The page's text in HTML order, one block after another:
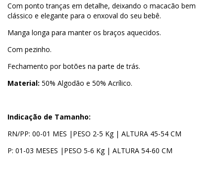
Com ponto tranças em detalhe, deixando o macacão bem
clássico e elegante para o enxoval do seu bebê.
Manga longa para manter os braços aquecidos.
Com pezinho.
Fechamento por botões na parte de trás.
Material: 50% Algodão e 50% Acrílico.
Indicação de Tamanho:
RN/PP: 00-01 MES |PESO 2-5 Kg | ALTURA 45-54 CM
P: 01-03 MESES |PESO 5-6 Kg | ALTURA 54-60 CM